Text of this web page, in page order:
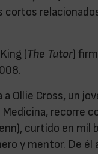
( The Tutor )
Ollie Cross, un
recorre
curtido en mil
y mentor. De